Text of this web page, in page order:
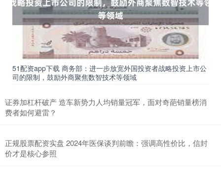
51配资app下载 商务部：进一步放宽外国投资者战略投资上市公
司的限制，鼓励外商聚焦数智技术等领域
证券加杠杆破产 造车新势力人均销量冠军，面对奇葩销量榜消
费者如何避雷？
正规股票配资实盘 2024年医保谈判前瞻：强调高性价比，信封
价才是核心参照